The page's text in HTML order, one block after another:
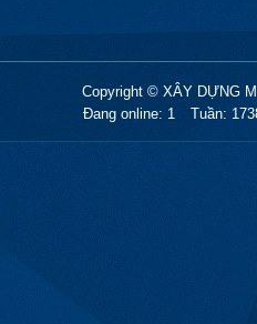
Copyright © XÂY DỰNG
Đang online: 1
Tuần: